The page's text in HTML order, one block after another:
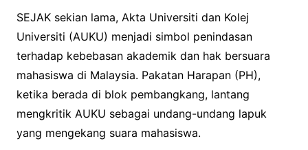
SEJAK sekian lama, Akta Universiti dan Kolej
Universiti (AUKU) menjadi simbol penindasan
terhadap kebebasan akademik dan hak bersuara
mahasiswa di Malaysia. Pakatan Harapan (PH),
ketika berada di blok pembangkang, lantang
mengkritik AUKU sebagai undang-undang lapuk
yang mengekang suara mahasiswa.